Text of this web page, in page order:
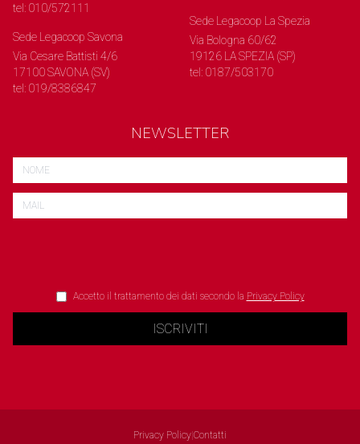
tel: 010/572111
Sede Legacoop Savona
Via Cesare Battisti 4/6
17100 SAVONA (SV)
tel: 019/8386847
Sede Legacoop La Spezia
Via Bologna 60/62
19126 LA SPEZIA (SP)
tel: 0187/503170
NEWSLETTER
Accetto il trattamento dei dati secondo la Privacy Policy
ISCRIVITI
Privacy Policy Contatti